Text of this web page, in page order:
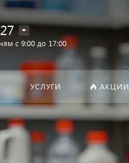
с 9:00 до 17:00
УСЛУГИ АКЦИИ